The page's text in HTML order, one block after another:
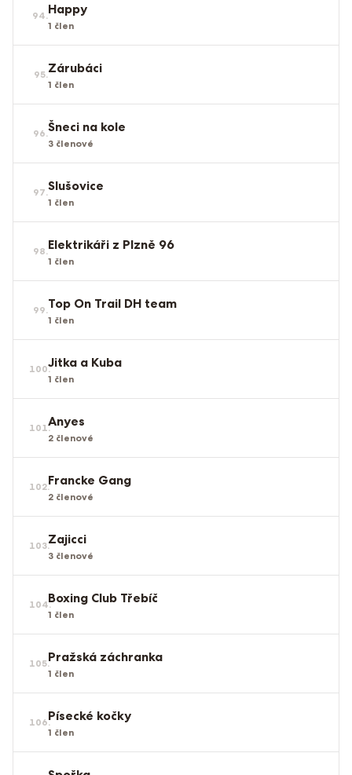
94.Happy
1 člen
95.Zárubáci
1 člen
96.Šneci na kole
3 členové
97.Slušovice
1 člen
98.Elektrikáři z Plzně 96
1 člen
99.Top On Trail DH team
1 člen
100.Jitka a Kuba
1 člen
101.Anyes
2 členové
102.Francke Gang
2 členové
103.Zajicci
3 členové
104.Boxing Club Třebíč
1 člen
105.Pražská záchranka
1 člen
106.Písecké kočky
1 člen